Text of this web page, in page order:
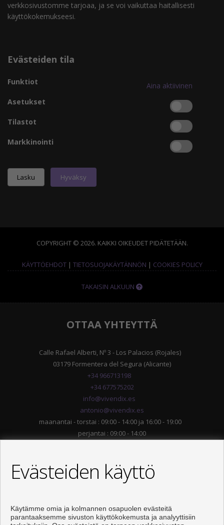
verkkosivustomme tarjoaa, ja se voi vaikuttaa haitallisesti
käyttökokemukseesi.
Evästeiden tila
Funktiot
Aina aktiivinen
Asetukset
Tilastot
Markkinointi
COPYRIGHT © 2026. KAIKKI OIKEUDET PIDÄTETÄÄN.
KÄYTTÖEHDOT| TIETOSUOJAKÄYTÄNNÖN | COOKIES POLICY
TAKAISIN ALKUUN
OTTAA YHTEYTTÄ
Calle Rafael Alberti, Nº 3 - Los Palacios (Rojales)
03179 Formentera del Segura (Alicante)
+34 966713198
+34 677575202
info@vivendix.es
antonio@vivendix.es
maanantai - torstai : 09:00 - 14:00 ja 16:00 - 19:00
perjantai : 09:00 - 14:00
Evästeiden käyttö
Käytämme omia ja kolmannen osapuolen evästeitä
parantaaksemme sivuston käyttökokemusta ja analyyttisiin